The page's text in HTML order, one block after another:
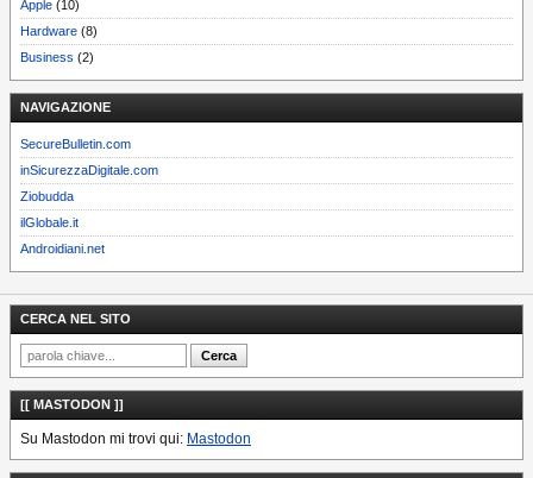
Apple (10)
Hardware (8)
Business (2)
NAVIGAZIONE
SecureBulletin.com
inSicurezzaDigitale.com
Ziobudda
ilGlobale.it
Androidiani.net
CERCA NEL SITO
[[ MASTODON ]]
Su Mastodon mi trovi qui: Mastodon